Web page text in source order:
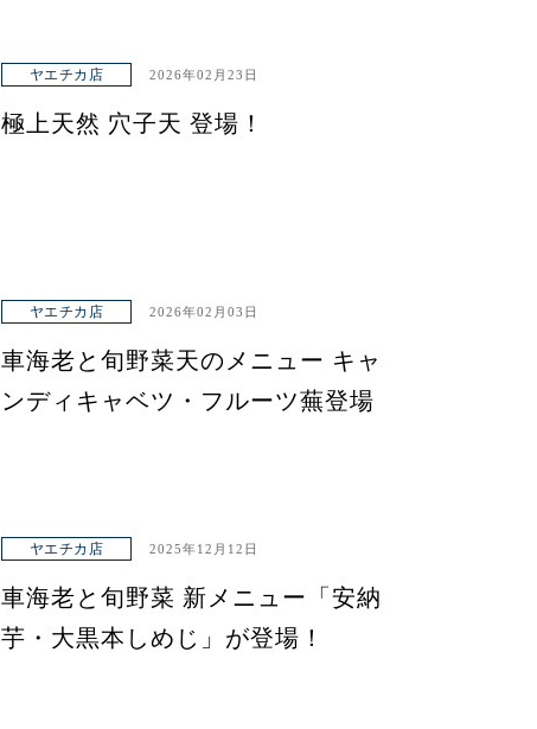
ヤエチカ店 2026年02月23日
極上天然 穴子天 登場！
ヤエチカ店 2026年02月03日
車海老と旬野菜天のメニュー キャ
ンディキャベツ・フルーツ蕪登場
ヤエチカ店 2025年12月12日
車海老と旬野菜 新メニュー「安納
芋・大黒本しめじ」が登場！